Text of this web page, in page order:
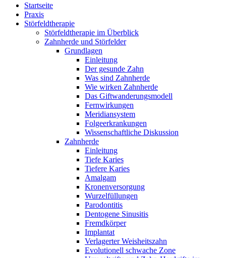
Startseite
Praxis
Störfeldtherapie
Störfeldtherapie im Überblick
Zahnherde und Störfelder
Grundlagen
Einleitung
Der gesunde Zahn
Was sind Zahnherde
Wie wirken Zahnherde
Das Gift­wanderungs­modell
Fernwirkungen
Meridian­system
Folge­erkrankungen
Wissen­schaftliche Diskussion
Zahnherde
Einleitung
Tiefe Karies
Tiefere Karies
Amalgam
Kronen­versorgung
Wurzel­füllungen
Paro­dontitis
Dento­gene Sinusitis
Fremdkörper
Implantat
Verlagerter Weisheits­zahn
Evolutionell schwache Zone